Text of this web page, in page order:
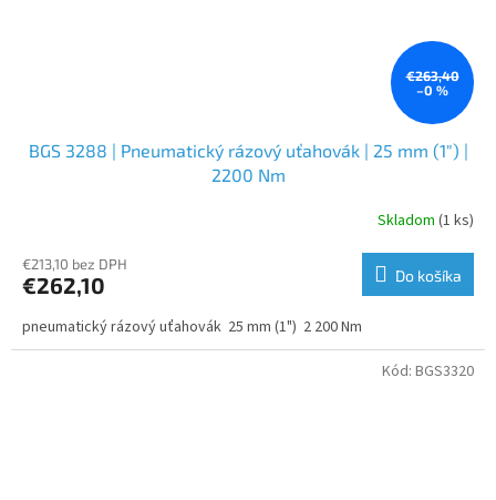
€263,40
–0 %
BGS 3288 | Pneumatický rázový uťahovák | 25 mm (1") |
2200 Nm
Skladom (1 ks)
€213,10 bez DPH
€262,10 Do košíka
pneumatický rázový uťahovák 25 mm (1") 2 200 Nm
Kód: BGS3320